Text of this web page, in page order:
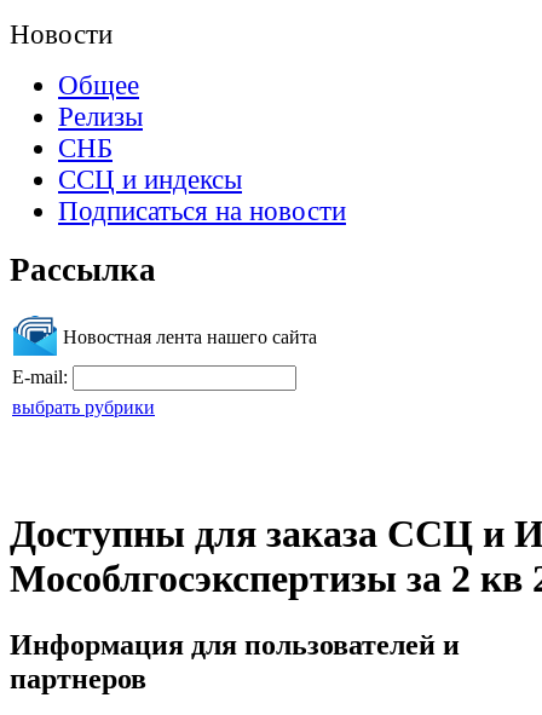
Новости
Общее
Релизы
СНБ
ССЦ и индексы
Подписаться на новости
Рассылка
Новостная лента нашего сайта
E-mail:
выбрать рубрики
Доступны для заказа ССЦ и
Мособлгосэкспертизы за 2 кв
Информация для пользователей и
партнеров